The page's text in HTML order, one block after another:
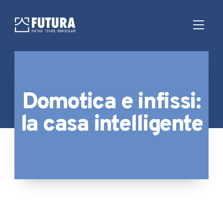
Domotica e infissi:
la casa intelligente